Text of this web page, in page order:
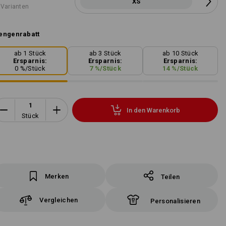
ab 1 Stück
Ersparnis:
0 %/Stück
ab 3 Stück
Ersparnis:
7%/Stück
ab 10 Stück
Ersparnis:
14 %/Stück
Stück
In den Warenkorb
Merken Teilen
Vergleichen Personalisieren